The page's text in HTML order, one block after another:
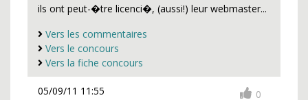
ils ont peut-�tre licenci�, (aussi!) leur webmaster...
Vers les commentaires
Vers le concours
Vers la fiche concours
05/09/11 11:55
0